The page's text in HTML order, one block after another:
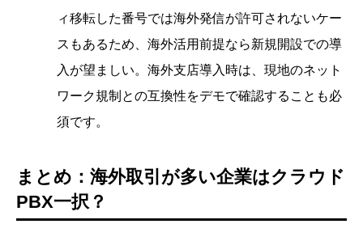
ィ移転した番号では海外発信が許可されないケー
スもあるため、海外活用前提なら新規開設での導
入が望ましい。海外支店導入時は、現地のネット
ワーク規制との互換性をデモで確認することも必
須です。
まとめ：海外取引が多い企業はクラウド
PBX一択？